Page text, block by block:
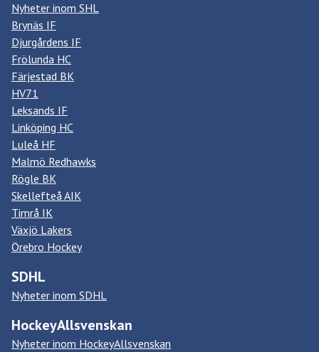
Nyheter inom SHL
Brynäs IF
Djurgårdens IF
Frölunda HC
Färjestad BK
HV71
Leksands IF
Linköping HC
Luleå HF
Malmö Redhawks
Rögle BK
Skellefteå AIK
Timrå IK
Växjö Lakers
Örebro Hockey
SDHL
Nyheter inom SDHL
HockeyAllsvenskan
Nyheter inom HockeyAllsvenskan